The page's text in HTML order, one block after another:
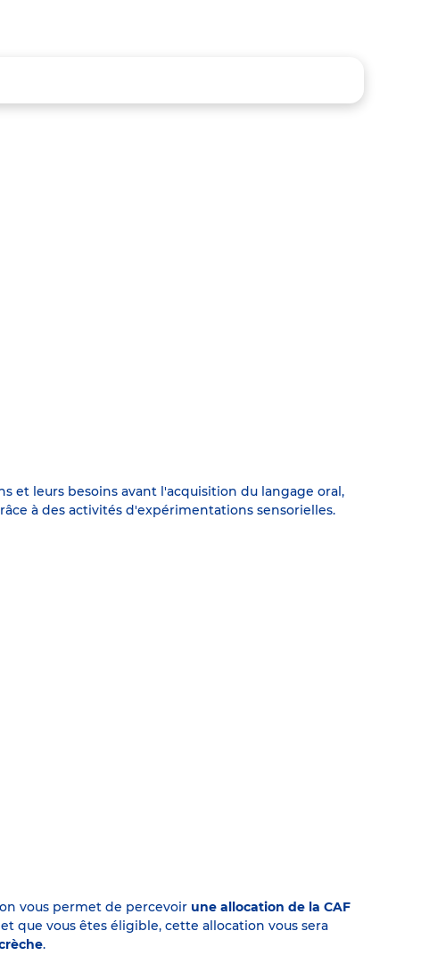
et leurs besoins avant l'acquisition du langage oral,
à des activités d'expérimentations sensorielles.
vous permet de percevoir une allocation de la CAF
que vous êtes éligible, cette allocation vous sera
.